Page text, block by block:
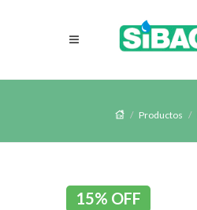
Productos
15% OFF